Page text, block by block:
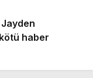
haber